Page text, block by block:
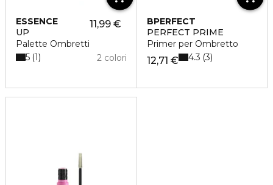
ESSENCE
UP
Palette Ombretti
11,99 €
2 colori
5 1
BPERFECT
PERFECT PRIME
Primer per Ombretto
12,71 € 4.3 3